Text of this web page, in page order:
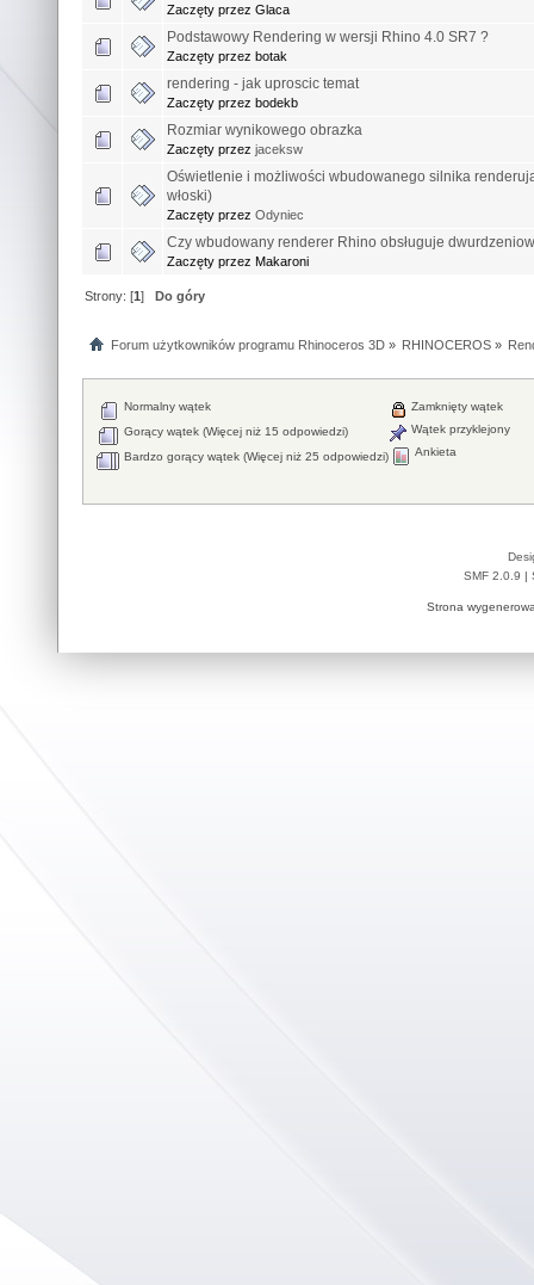
Zaczęty przez Glaca
Podstawowy Rendering w wersji Rhino 4.0 SR7 ?
Zaczęty przez botak
rendering - jak uproscic temat
Zaczęty przez bodekb
Rozmiar wynikowego obrazka
Zaczęty przez jaceksw
Oświetlenie i możliwości wbudowanego silnika
włoski)
Zaczęty przez Odyniec
Czy wbudowany renderer Rhino obsługuje
Zaczęty przez Makaroni
Strony: [1]Do góry
Forum użytkowników programu Rhinoceros 3D» RHINOCEROS»
Normalny wątek
Gorący wątek (Więcej niż 15 odpowiedzi)
Bardzo gorący wątek (Więcej niż 25 odpowiedzi)
Zamknięty wątek
Wątek przyklejony
Ankieta
SMF 2.0.9 |
Strona